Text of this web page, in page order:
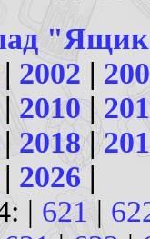
| 2002 |
| 2010|
| 2018|
| 2026|
| 621 |